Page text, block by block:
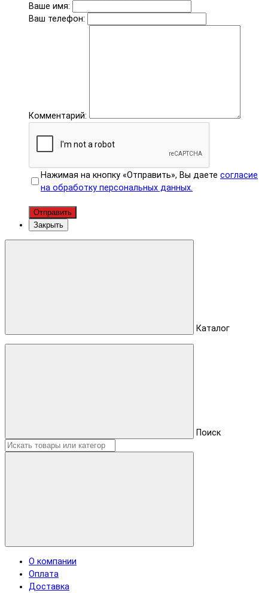
Ваше имя:
Ваш телефон:
Комментарий:
Нажимая на кнопку «Отправить», Вы даете согласие
на обработку персональных данных.
Отправить
Закрыть
Каталог
Поиск
О компании
Оплата
Доставка